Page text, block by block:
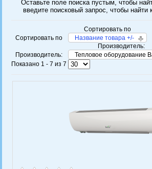
Оставьте поле поиска пустым, чтобы
введите поисковый запрос, чтобы найти
Сортировать по
Сортировать по
Название товара +/-
Производитель:
Производитель:
Тепловое оборудование
Показано 1 - 7 из 7